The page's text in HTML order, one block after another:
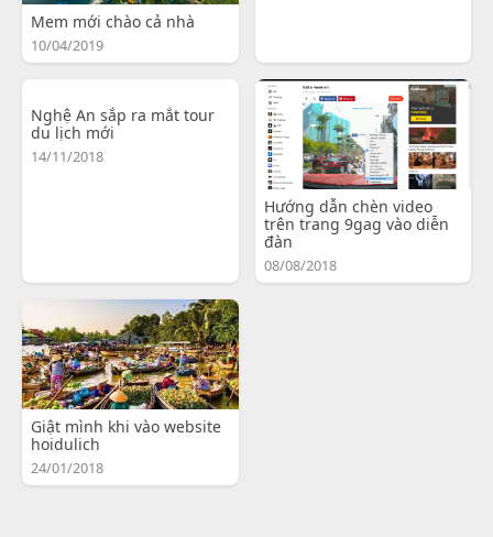
Mem mới chào cả nhà
10/04/2019
Nghệ An sắp ra mắt tour
du lịch mới
14/11/2018
Hướng dẫn chèn video
trên trang 9gag vào diễn
đàn
08/08/2018
Giật mình khi vào website
hoidulich
24/01/2018